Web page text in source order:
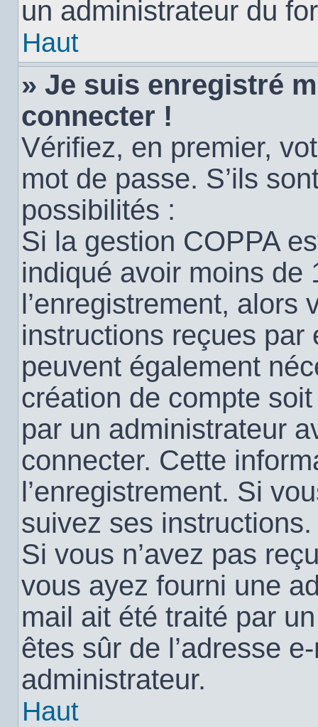
un administrateur du
Haut
» Je suis enregistré
connecter !
Vérifiez, en premier,
mot de passe. S’ils
possibilités :
Si la gestion COPPA
indiqué avoir moins de
l’enregistrement, alors
instructions reçues par
peuvent également
création de compte
par un administrateur
connecter. Cette
l’enregistrement. Si
suivez ses instructions.
Si vous n’avez pas
vous ayez fourni une
mail ait été traité par
êtes sûr de l’adresse
administrateur.
Haut